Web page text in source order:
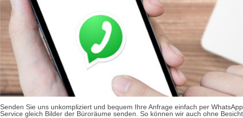
Senden Sie uns unkompliziert und bequem Ihre Anfrage einfach per
Service gleich Bilder der Büroräume senden. So können wir auch ohne